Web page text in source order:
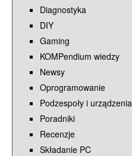
Diagnostyka
DIY
Gaming
KOMPendium wiedzy
Newsy
Oprogramowanie
Podzespoły i urządzenia
Poradniki
Recenzje
Składanie PC